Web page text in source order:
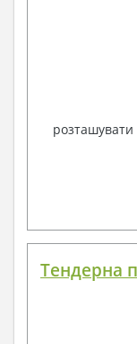
розташувати
Тендерна